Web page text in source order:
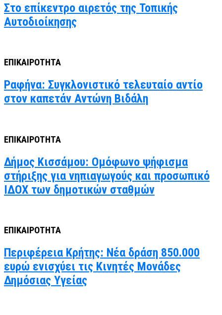
Στο επίκεντρο αιρετός της Τοπικής
Αυτοδιοίκησης
ΕΠΙΚΑΙΡΟΤΗΤΑ
Ραφήνα: Συγκλονιστικό τελευταίο αντίο
στον καπετάν Αντώνη Βιδάλη
ΕΠΙΚΑΙΡΟΤΗΤΑ
Δήμος Κισσάμου: Ομόφωνο ψήφισμα
στήριξης για νηπιαγωγούς και προσωπικό
ΙΔΟΧ των δημοτικών σταθμών
ΕΠΙΚΑΙΡΟΤΗΤΑ
Περιφέρεια Κρήτης: Νέα δράση 850.000
ευρώ ενισχύει τις Κινητές Μονάδες
Δημόσιας Υγείας